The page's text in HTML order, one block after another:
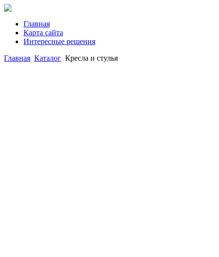
Главная
Карта сайта
Интересные решения
Главная Каталог Кресла и стулья